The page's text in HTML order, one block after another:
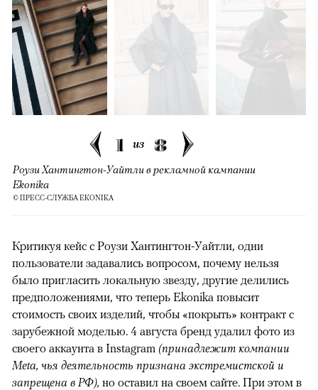
1 из 8
Роузи Хантингтон-Уайтли в рекламной кампании
Ekonika
© ПРЕСС-СЛУЖБА EKONIKA
Критикуя кейс с Роузи Хантингтон-Уайтли, одни
пользователи задавались вопросом, почему нельзя
было пригласить локальную звезду, другие делились
предположениями, что теперь Ekonika повысит
стоимость своих изделий, чтобы «покрыть» контракт с
зарубежной моделью. 4 августа бренд удалил фото из
своего аккаунта в Instagram (принадлежит компании
Meta, чья деятельность признана экстремистской и
запрещена в РФ), но оставил на своем сайте. При этом в